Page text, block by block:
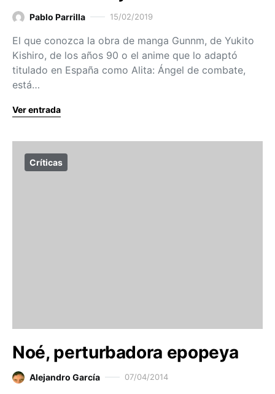
Pablo Parrilla 15/02/2019
El que conozca la obra de manga Gunnm, de Yukito
Kishiro, de los años 90 o el anime que lo adaptó
titulado en España como Alita: Ángel de combate,
está…
Ver entrada
Críticas
Noé, perturbadora epopeya
Alejandro García 07/04/2014